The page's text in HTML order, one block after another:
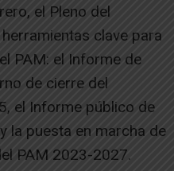
el Pleno del
clave para
PAM: el Informe de
de cierre del
el Informe público de
la puesta en marcha de
PAM 2023-2027.